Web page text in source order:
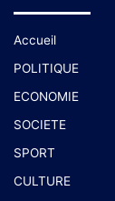
Accueil
POLITIQUE
ECONOMIE
SOCIETE
SPORT
CULTURE